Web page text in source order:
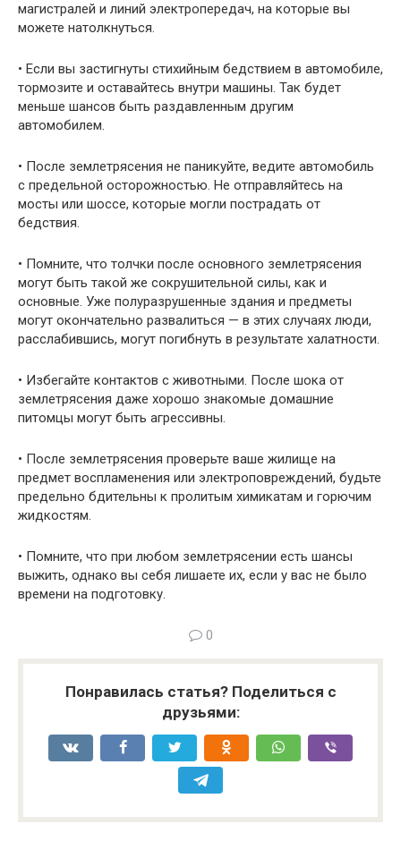
магистралей и линий электропередач, на которые вы
можете натолкнуться.
• Если вы застигнуты стихийным бедствием в автомобиле,
тор­мозите и оставайтесь внутри машины. Так будет
меньше шан­сов быть раздавленным другим
автомобилем.
• После землетрясения не паникуйте, ведите автомобиль
с пре­дельной осторожностью. Не отправляйтесь на
мосты или шос­се, которые могли пострадать от
бедствия.
• Помните, что толчки после основного землетрясения
могут быть такой же сокрушительной силы, как и
основные. Уже полуразрушенные здания и предметы
могут окончательно раз­валиться — в этих случаях люди,
расслабившись, могут по­гибнуть в результате халатности.
• Избегайте контактов с животными. После шока от
землетрясе­ния даже хорошо знакомые домашние
питомцы могут быть аг­рессивны.
• После землетрясения проверьте ваше жилище на
предмет вос­пламенения или электроповреждений, будьте
предельно бди­тельны к пролитым химикатам и горючим
жидкостям.
• Помните, что при любом землетрясении есть шансы
выжить, однако вы себя лишаете их, если у вас не было
времени на подготовку.
0
Понравилась статья? Поделиться с
друзьями: